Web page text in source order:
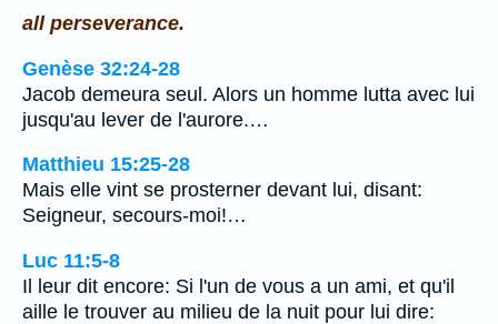
all perseverance.
Genèse 32:24-28
Jacob demeura seul. Alors un homme lutta avec lui
jusqu'au lever de l'aurore.…
Matthieu 15:25-28
Mais elle vint se prosterner devant lui, disant:
Seigneur, secours-moi!…
Luc 11:5-8
Il leur dit encore: Si l'un de vous a un ami, et qu'il
aille le trouver au milieu de la nuit pour lui dire: